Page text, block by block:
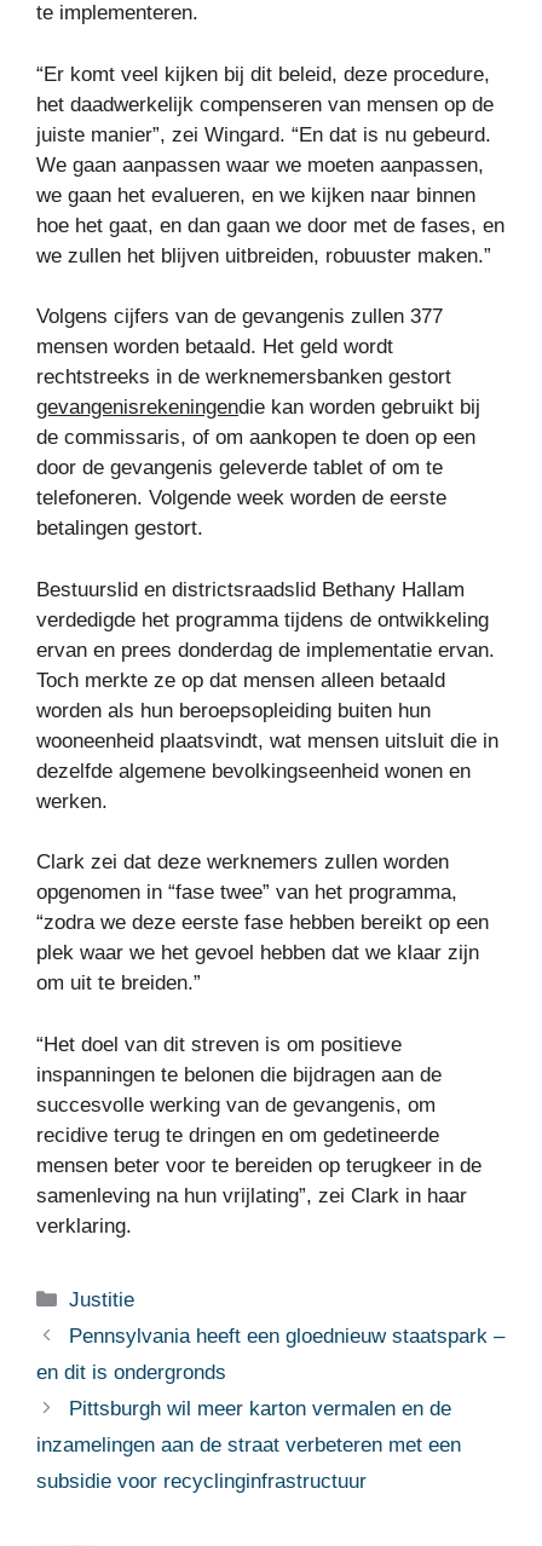
te implementeren.
“Er komt veel kijken bij dit beleid, deze procedure,
het daadwerkelijk compenseren van mensen op de
juiste manier”, zei Wingard. “En dat is nu gebeurd.
We gaan aanpassen waar we moeten aanpassen,
we gaan het evalueren, en we kijken naar binnen
hoe het gaat, en dan gaan we door met de fases, en
we zullen het blijven uitbreiden, robuuster maken.”
Volgens cijfers van de gevangenis zullen 377
mensen worden betaald. Het geld wordt
rechtstreeks in de werknemersbanken gestort
gevangenisrekeningendie kan worden gebruikt bij
de commissaris, of om aankopen te doen op een
door de gevangenis geleverde tablet of om te
telefoneren. Volgende week worden de eerste
betalingen gestort.
Bestuurslid en districtsraadslid Bethany Hallam
verdedigde het programma tijdens de ontwikkeling
ervan en prees donderdag de implementatie ervan.
Toch merkte ze op dat mensen alleen betaald
worden als hun beroepsopleiding buiten hun
wooneenheid plaatsvindt, wat mensen uitsluit die in
dezelfde algemene bevolkingseenheid wonen en
werken.
Clark zei dat deze werknemers zullen worden
opgenomen in “fase twee” van het programma,
“zodra we deze eerste fase hebben bereikt op een
plek waar we het gevoel hebben dat we klaar zijn
om uit te breiden.”
“Het doel van dit streven is om positieve
inspanningen te belonen die bijdragen aan de
succesvolle werking van de gevangenis, om
recidive terug te dringen en om gedetineerde
mensen beter voor te bereiden op terugkeer in de
samenleving na hun vrijlating”, zei Clark in haar
verklaring.
Categorieën
Justitie
Pennsylvania heeft een gloednieuw staatspark –
en dit is ondergronds
Pittsburgh wil meer karton vermalen en de
inzamelingen aan de straat verbeteren met een
subsidie ​​voor recyclinginfrastructuur